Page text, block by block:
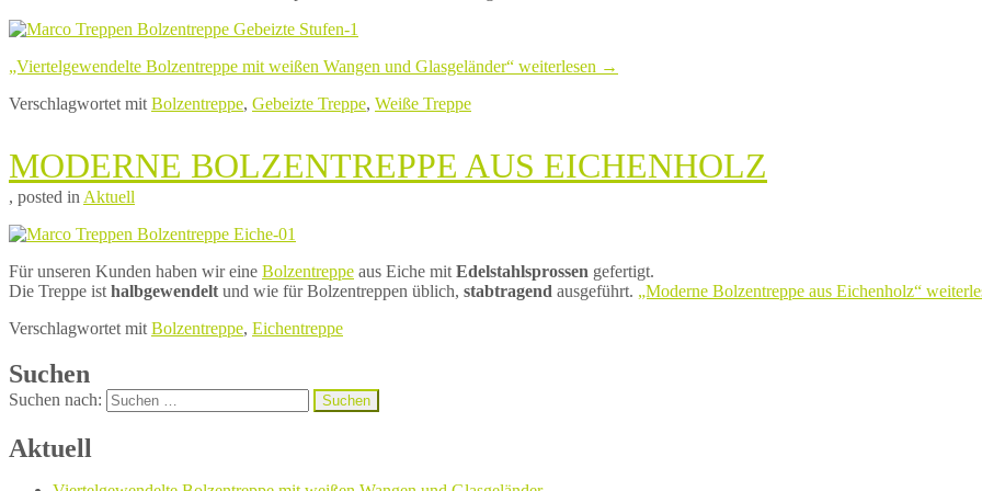
„Viertelgewendelte Bolzentreppe mit weißen Wangen und Glasgeländer“ weiterlesen →
Verschlagwortet mit Bolzentreppe, Gebeizte Treppe, Weiße Treppe
MODERNE BOLZENTREPPE AUS EICHENHOLZ
8.
20188.
2018
von
Treppen
, posted in Aktuell
Für unseren Kunden haben wir eine Bolzentreppe aus Eiche mit Edelstahlsprossen gefertigt.
Die Treppe ist halbgewendelt und wie für Bolzentreppen üblich, stabtragend ausgeführt. „Moderne Bolzentreppe aus Eichenholz“
Verschlagwortet mit Bolzentreppe, Eichentreppe
Suchen
Suchen nach:
Aktuell